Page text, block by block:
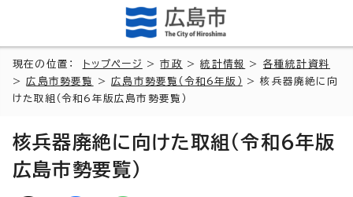
現在の位置： トップページ >市政 >統計情報 > 各種統計資料
>広島市勢要覧 >広島市勢要覧（令和6年版）
> 核兵器廃絶に向
けた取組（令和6年版広島市勢要覧）
核兵器廃絶に向けた取組（令和6年版
広島市勢要覧）